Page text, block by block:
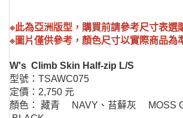
※此為亞洲版型，購買前請參考尺寸表選
※圖片僅供參考，顏色尺寸以實際商品為
W's Climb Skin Half-zip L/S
型號：TSAWC075
定價：2,750 元
顏色： 藏青 NAVY、苔蘚灰 MOSS